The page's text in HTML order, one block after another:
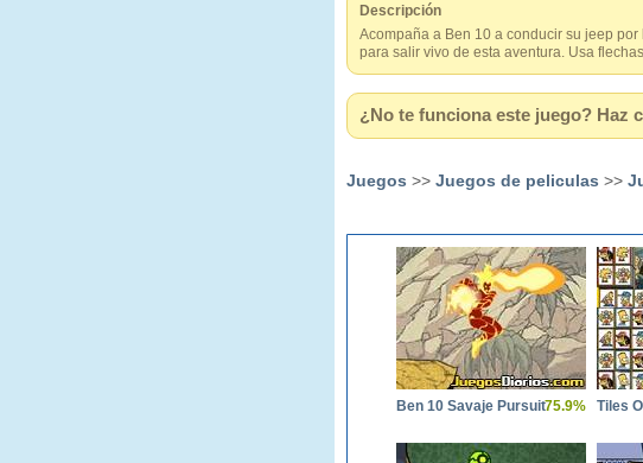
Descripción
Acompaña a Ben 10 a conducir su jeep
para salir vivo de esta aventura. Usa
¿No te funciona este juego? Haz
Juegos >> Juegos de peliculas >>
Ben 10 Savaje Pursuit75.9% Tiles